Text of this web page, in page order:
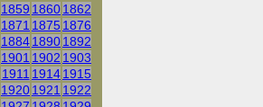
1859 18601862
1871 1875 1876
188418901892
1901 1902 1903
1911 19141915
19201921 1922